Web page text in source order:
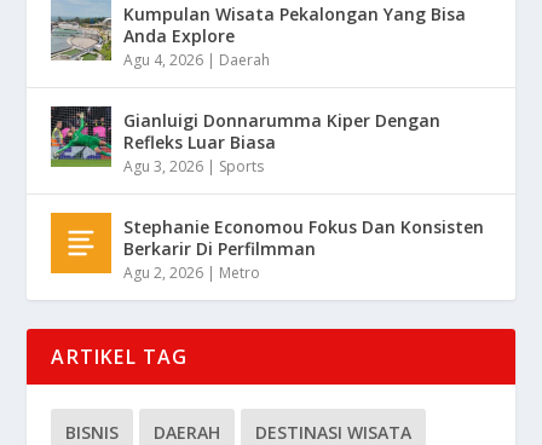
Kumpulan Wisata Pekalongan Yang Bisa
Anda Explore
Agu 4, 2026 | Daerah
Gianluigi Donnarumma Kiper Dengan
Refleks Luar Biasa
Agu 3, 2026 | Sports
Stephanie Economou Fokus Dan Konsisten
Berkarir Di Perfilmman
Agu 2, 2026 | Metro
ARTIKEL TAG
BISNIS DAERAH DESTINASI WISATA